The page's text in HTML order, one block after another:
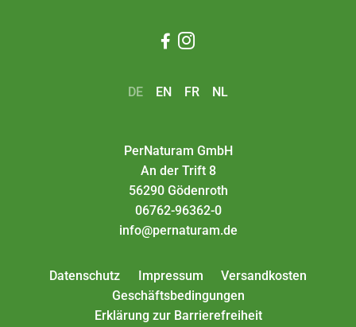
 
DE EN FR NL
PerNaturam GmbH
An der Trift 8
56290 Gödenroth
06762-96362-0
info@pernaturam.de
Datenschutz Impressum
Versandkosten
Geschäftsbedingungen
Erklärung zur Barrierefreiheit